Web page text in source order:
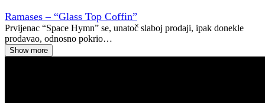
Ramases – “Glass Top Coffin”
Prvijenac “Space Hymn” se, unatoč slaboj prodaji, ipak donekle
prodavao, odnosno pokrio…
Show more